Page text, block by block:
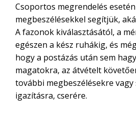
Csoportos megrendelés
megbeszélésekkel segítjük,
A fazonok kiválasztásától, a
egészen a kész ruhákig, és
hogy a postázás után sem
magatokra, az átvételt
további megbeszélésekre
igazításra, cserére.